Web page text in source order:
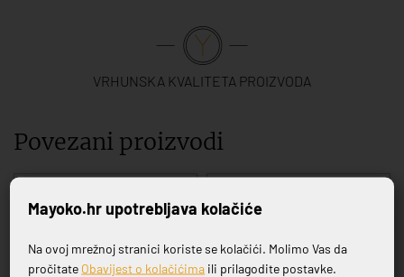
VRHUNSKA KVALITETA PROIZVODA
Povezani proizvodi
Prijavite se na naš newsletter
Mayoko.hr upotrebljava kolačiće
Na ovoj mrežnoj stranici koriste se kolačići. Molimo Vas da
pročitate Obavijest o kolačićima ili prilagodite postavke.